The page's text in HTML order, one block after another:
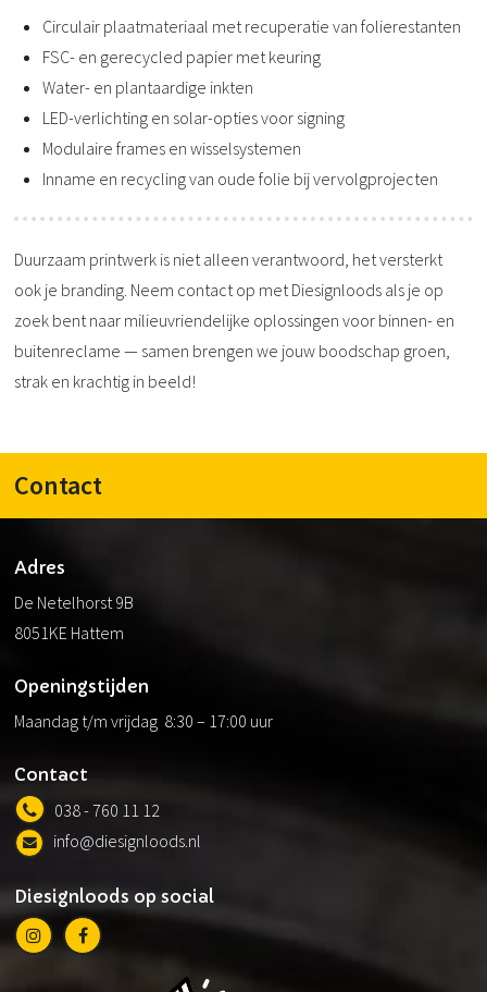
Circulair plaatmateriaal met recuperatie van folierestanten
FSC- en gerecycled papier met keuring
Water- en plantaardige inkten
LED-verlichting en solar-opties voor signing
Modulaire frames en wisselsystemen
Inname en recycling van oude folie bij vervolgprojecten
Duurzaam printwerk is niet alleen verantwoord, het versterkt
ook je branding. Neem contact op met Diesignloods als je op
zoek bent naar milieuvriendelijke oplossingen voor binnen- en
buitenreclame — samen brengen we jouw boodschap groen,
strak en krachtig in beeld!
Contact
Adres
De Netelhorst 9B
8051KE Hattem
Openingstijden
Maandag t/m vrijdag 8:30 – 17:00 uur
Contact
038 - 760 11 12
info@diesignloods.nl
Diesignloods op social